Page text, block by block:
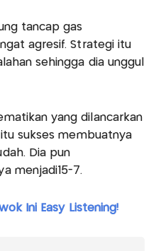
tancap gas
agresif. Strategi itu
sehingga dia unggul
yang dilancarkan
sukses membuatnya
Dia pun
menjadi15-7.
Ini Easy Listening!